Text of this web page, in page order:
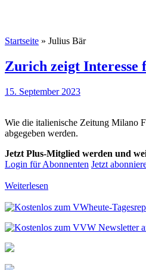
Startseite » Julius Bär
Zurich zeigt
15. September 2023
Wie die italienische Zeitung Milano
abgegeben werden.
Jetzt Plus-Mitglied werden und
Login für Abonnenten Jetzt
Weiterlesen